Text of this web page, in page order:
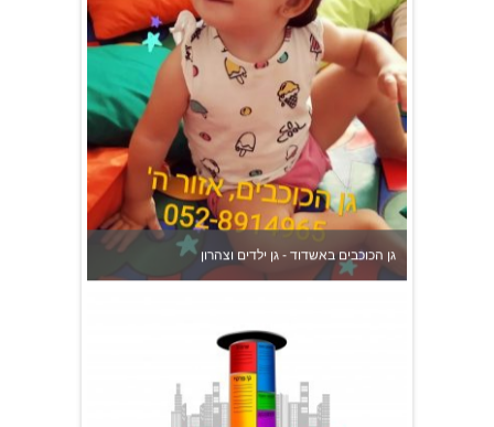
גן הכוכבים באשדוד - גן ילדים וצהרון